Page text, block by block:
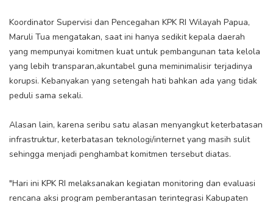
Koordinator Supervisi dan Pencegahan KPK RI Wilayah Papua,
Maruli Tua mengatakan, saat ini hanya sedikit kepala daerah
yang mempunyai komitmen kuat untuk pembangunan tata kelola
yang lebih transparan,akuntabel guna meminimalisir terjadinya
korupsi. Kebanyakan yang setengah hati bahkan ada yang tidak
peduli sama sekali.
Alasan lain, karena seribu satu alasan menyangkut keterbatasan
infrastruktur, keterbatasan teknologi/internet yang masih sulit
sehingga menjadi penghambat komitmen tersebut diatas.
"Hari ini KPK RI melaksanakan kegiatan monitoring dan evaluasi
rencana aksi program pemberantasan terintegrasi Kabupaten